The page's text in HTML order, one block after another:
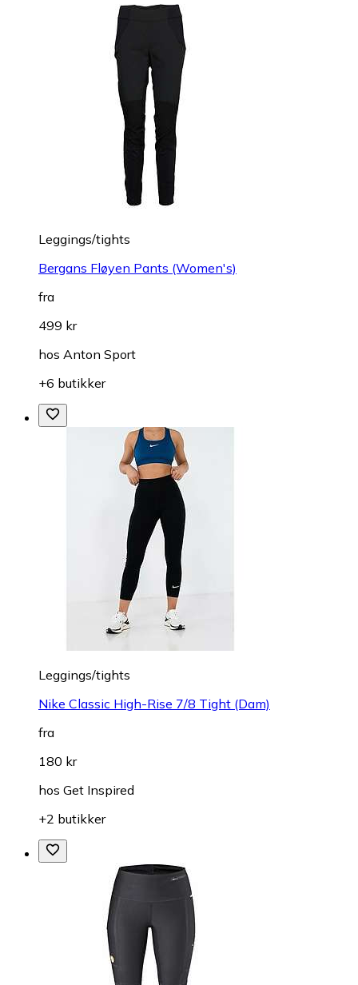
Leggings/tights
Bergans Fløyen Pants (Women's)
fra
499 kr
hos Anton Sport
+6 butikker
Leggings/tights
Nike Classic High-Rise 7/8 Tight (Dam)
fra
180 kr
hos Get Inspired
+2 butikker